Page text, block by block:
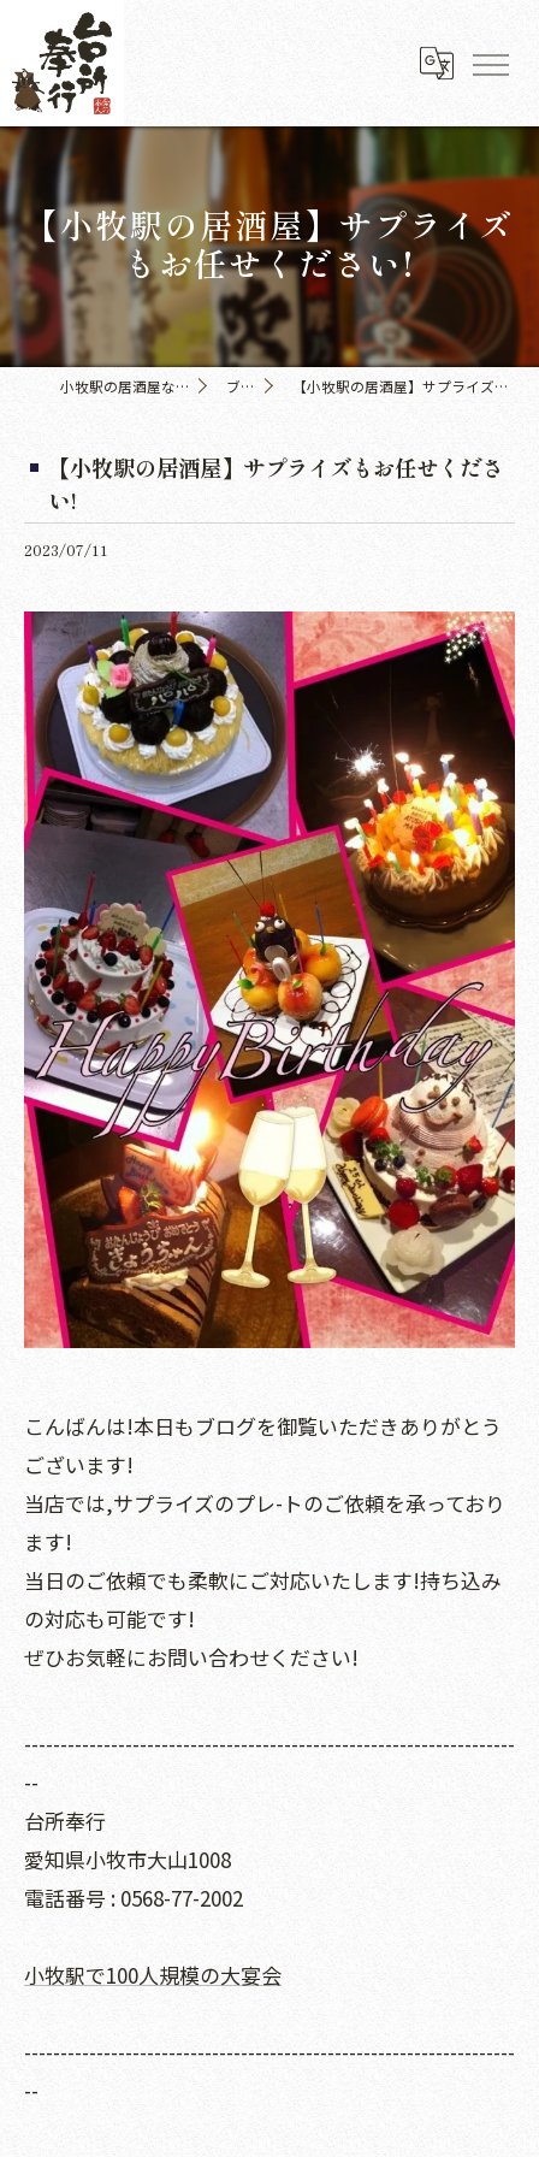
【小牧駅の居酒屋】サプライズ
もお任せください!
小牧駅の居酒屋なら台所奉行 ブログ 【小牧駅の居酒屋】サプライズもお任せください!
【小牧駅の居酒屋】サプライズもお任せくださ
い!
2023/07/11
こんばんは!本日もブログを御覧いただきありがとう
ございます!
当店では,サプライズのプレ-トのご依頼を承っており
ます!
当日のご依頼でも柔軟にご対応いたします!持ち込み
の対応も可能です!
ぜひお気軽にお問い合わせください!
--------------------------------------------------------------------
--
台所奉行
愛知県小牧市大山1008
電話番号 : 0568-77-2002
小牧駅で100人規模の大宴会
--------------------------------------------------------------------
--